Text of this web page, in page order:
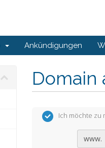
Ankündigungen
Domain
Ich möchte zu
www.